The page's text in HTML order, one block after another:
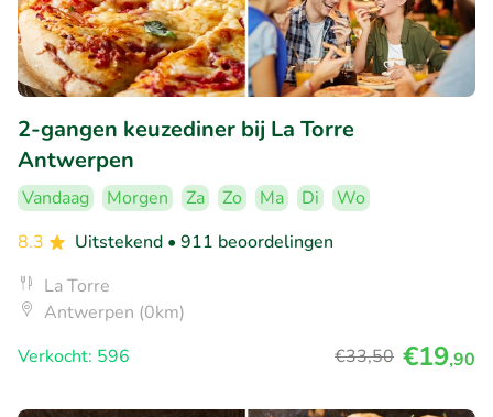
2-gangen keuzediner bij La Torre
Antwerpen
Vandaag Morgen Za Zo Ma Di
Wo
8.3
Uitstekend • 911 beoordelingen
La Torre
Antwerpen (0km)
Verkocht: 596
€33,50 €19,90